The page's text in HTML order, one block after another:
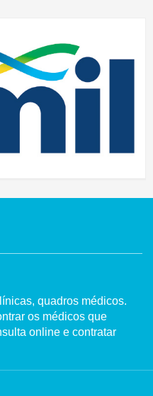
quadros médicos.
os médicos que
online e contratar